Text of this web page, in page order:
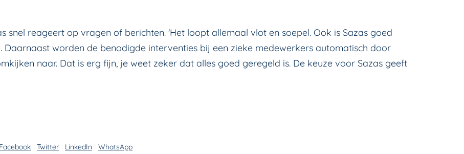
snel reageert op vragen of berichten. 'Het loopt allemaal vlot en soepel. Ook is Sazas goed
worden de benodigde interventies bij een zieke medewerkers automatisch door
naar. Dat is erg fijn, je weet zeker dat alles goed geregeld is. De keuze voor Sazas geeft
Facebook Twitter LinkedIn WhatsApp